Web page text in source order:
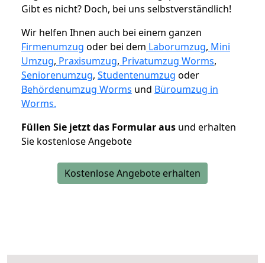
Gibt es nicht? Doch, bei uns selbstverständlich!
Wir helfen Ihnen auch bei einem ganzen
Firmenumzug oder bei dem Laborumzug, Mini
Umzug, Praxisumzug, Privatumzug Worms,
Seniorenumzug, Studentenumzug oder
Behördenumzug Worms und Büroumzug in
Worms.
Füllen Sie jetzt das Formular aus und erhalten
Sie kostenlose Angebote
Kostenlose Angebote erhalten